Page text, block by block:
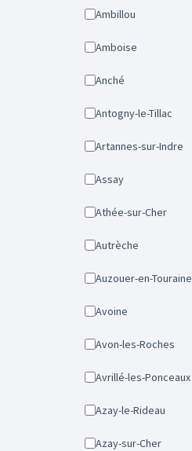
Ambillou
Amboise
Anché
Antogny-le-Tillac
Artannes-sur-Indre
Assay
Athée-sur-Cher
Autrèche
Auzouer-en-Touraine
Avoine
Avon-les-Roches
Avrillé-les-Ponceaux
Azay-le-Rideau
Azay-sur-Cher